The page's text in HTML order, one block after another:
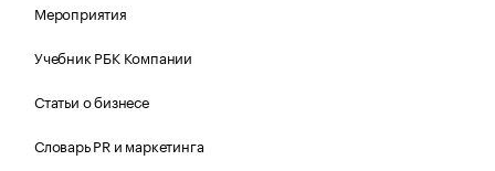
Мероприятия
Учебник РБК Компании
Статьи о бизнесе
Словарь PR и маркетинга